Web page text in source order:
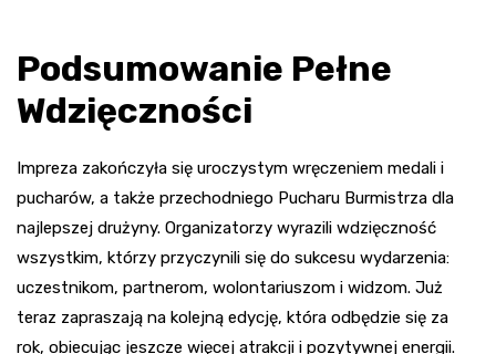
Podsumowanie Pełne
Wdzięczności
Impreza zakończyła się uroczystym wręczeniem medali i
pucharów, a także przechodniego Pucharu Burmistrza dla
najlepszej drużyny. Organizatorzy wyrazili wdzięczność
wszystkim, którzy przyczynili się do sukcesu wydarzenia:
uczestnikom, partnerom, wolontariuszom i widzom. Już
teraz zapraszają na kolejną edycję, która odbędzie się za
rok, obiecując jeszcze więcej atrakcji i pozytywnej energii.